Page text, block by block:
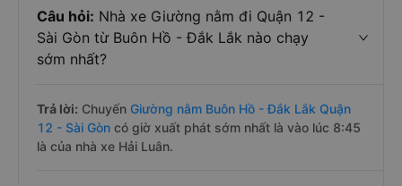
Câu hỏi: Nhà xe Giường nằm đi Quận 12 -
Sài Gòn từ Buôn Hồ - Đắk Lắk nào chạy
sớm nhất?
Trả lời: Chuyến Giường nằm Buôn Hồ - Đắk Lắk Quận
12 - Sài Gòn có giờ xuất phát sớm nhất là vào lúc 8:45
là của nhà xe Hải Luân.